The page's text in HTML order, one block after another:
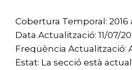
Cobertura Temporal: 2016
Data Actualització: 11/07/
Freqüència Actualització:
Estat: La secció està